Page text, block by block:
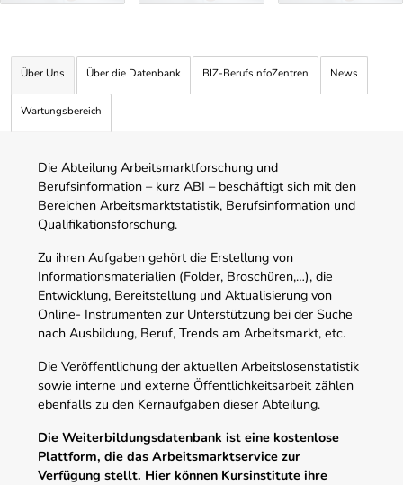
Über Uns Über die Datenbank BIZ-BerufsInfoZentren News
Wartungsbereich
Die Abteilung Arbeitsmarktforschung und
Berufsinformation – kurz ABI – beschäftigt sich mit den
Bereichen Arbeitsmarktstatistik, Berufsinformation und
Qualifikationsforschung.
Zu ihren Aufgaben gehört die Erstellung von
Informationsmaterialien (Folder, Broschüren,…), die
Entwicklung, Bereitstellung und Aktualisierung von
Online- Instrumenten zur Unterstützung bei der Suche
nach Ausbildung, Beruf, Trends am Arbeitsmarkt, etc.
Die Veröffentlichung der aktuellen Arbeitslosenstatistik
sowie interne und externe Öffentlichkeitsarbeit zählen
ebenfalls zu den Kernaufgaben dieser Abteilung.
Die Weiterbildungsdatenbank ist eine kostenlose
Plattform, die das Arbeitsmarktservice zur
Verfügung stellt. Hier können Kursinstitute ihre